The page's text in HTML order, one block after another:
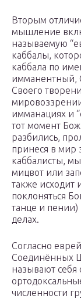
Вторым
мышление
называемую
каббалы,
каббала по
имманентный,
Своего
имманациях и
тот момент
разбились,
принеся в мир
каббалисты,
мицвот или
также исходит
поклоняться
танце и пении)
делах.
Согласно
Соединённых
называют себя
численности